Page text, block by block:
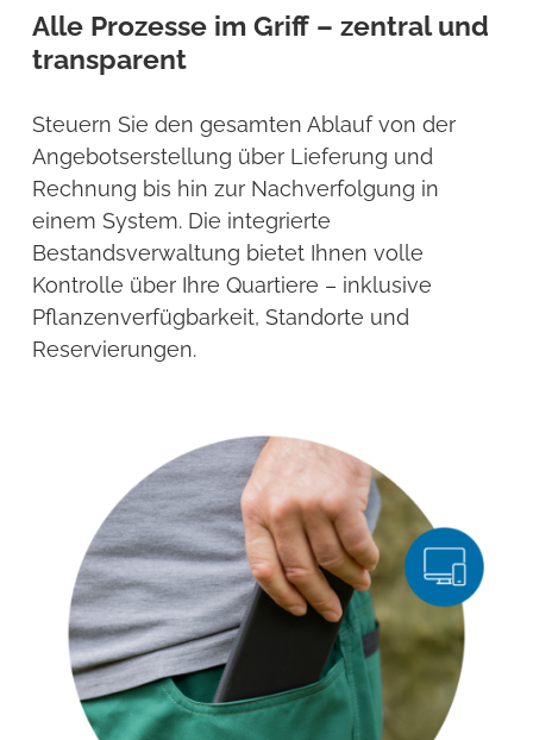
Alle Prozesse im Griff – zentral und
transparent
Steuern Sie den gesamten Ablauf von der
Angebotserstellung über Lieferung und
Rechnung bis hin zur Nachverfolgung in
einem System. Die integrierte
Bestandsverwaltung bietet Ihnen volle
Kontrolle über Ihre Quartiere – inklusive
Pflanzenverfügbarkeit, Standorte und
Reservierungen.